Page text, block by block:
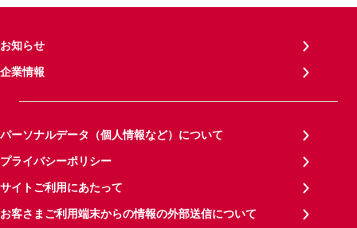
お知らせ
企業情報
パーソナルデータ（個人情報など）について
プライバシーポリシー
サイトご利用にあたって
お客さまご利用端末からの情報の外部送信について